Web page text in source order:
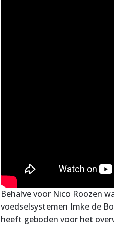
Behalve voor Nico Roozen
voedselsystemen Imke de
heeft geboden voor het